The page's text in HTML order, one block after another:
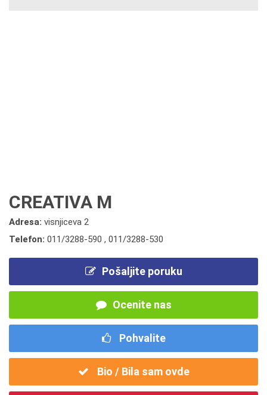
CREATIVA M
Adresa: visnjiceva 2
Telefon: 011/3288-590 , 011/3288-530
Pošaljite poruku
Ocenite nas
Pohvalite
Bio / Bila sam ovde